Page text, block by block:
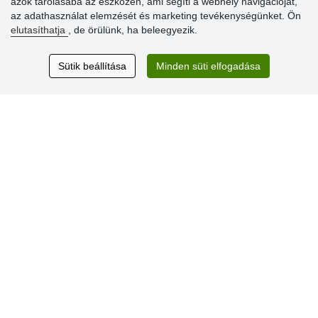
Vásárlók
értékelése
az adathasználat elemzését és marketing tevékenységünket. Ön
elutasíthatja
, de örülünk, ha beleegyezik.
Sütik beállítása Minden süti elfogadása